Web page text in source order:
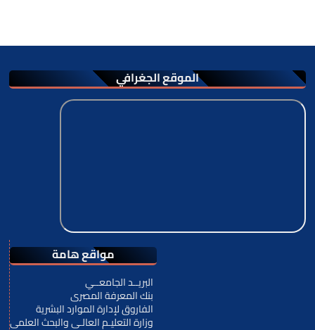
الموقع الجغرافي
مواقع هامة
البريــد الجامعــي
بنك المعرفة المصرى
الفاروق لإدارة الموارد البشرية
وزارة التعليـم العالـى والبحث العلمى